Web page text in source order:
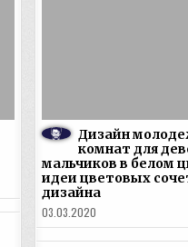
Дизайн
комнат для
мальчиков в белом
идеи цветовых
дизайна
03.03.2020